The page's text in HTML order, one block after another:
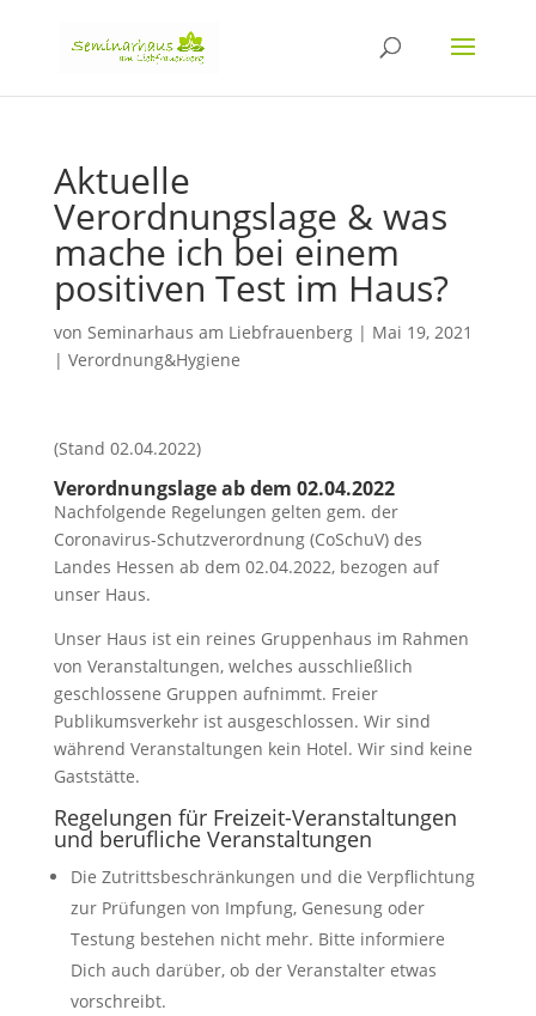
Aktuelle
Verordnungslage & was
mache ich bei einem
positiven Test im Haus?
von Seminarhaus am Liebfrauenberg| Mai 19, 2021
| Verordnung&Hygiene
(Stand 02.04.2022)
Verordnungslage ab dem 02.04.2022
Nachfolgende Regelungen gelten gem. der
Coronavirus-Schutzverordnung (CoSchuV) des
Landes Hessen ab dem 02.04.2022, bezogen auf
unser Haus.
Unser Haus ist ein reines Gruppenhaus im Rahmen
von Veranstaltungen, welches ausschließlich
geschlossene Gruppen aufnimmt. Freier
Publikumsverkehr ist ausgeschlossen. Wir sind
während Veranstaltungen kein Hotel. Wir sind keine
Gaststätte.
Regelungen für Freizeit-Veranstaltungen
und berufliche Veranstaltungen
Die Zutrittsbeschränkungen und die Verpflichtung
zur Prüfungen von Impfung, Genesung oder
Testung bestehen nicht mehr. Bitte informiere
Dich auch darüber, ob der Veranstalter etwas
vorschreibt.